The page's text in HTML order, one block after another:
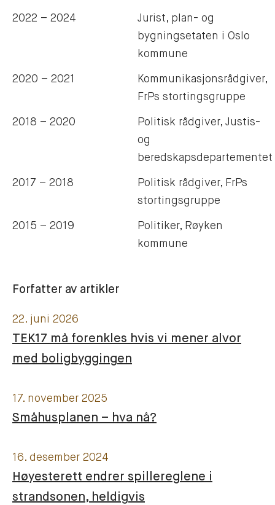
2022 – 2024
Jurist, plan- og
bygningsetaten i Oslo
kommune
2020 – 2021
Kommunikasjonsrådgiver,
FrPs stortingsgruppe
2018 – 2020
Politisk rådgiver, Justis-
og
beredskapsdepartementet
2017 – 2018
Politisk rådgiver, FrPs
stortingsgruppe
2015 – 2019
Politiker, Røyken
kommune
Forfatter av artikler
22. juni 2026
TEK17 må forenkles hvis vi mener alvor
med boligbyggingen
17. november 2025
Småhusplanen – hva nå?
16. desember 2024
Høyesterett endrer spillereglene i
strandsonen, heldigvis